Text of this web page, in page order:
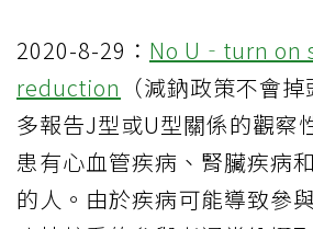
2020-8-29： No U‐turn on
reduction （減鈉政策不會
多報告J型或U型關係的觀察
患有心血管疾病、腎臟疾病
的人。由於疾病可能導致參